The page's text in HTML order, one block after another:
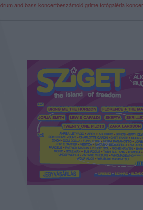
drum and bass koncertbeszámológrimefotógaléria